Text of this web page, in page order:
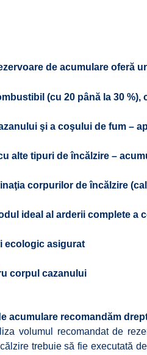
de acumulare oferă
(cu 20 până la 30
şi a coşului de fum –
alte tipuri de încălzire –
corpurilor de încălzire
ideal al arderii complete a
ecologic asigurat
corpul cazanului
acumulare recomandăm
volumul recomandat de
trebuie să fie executată